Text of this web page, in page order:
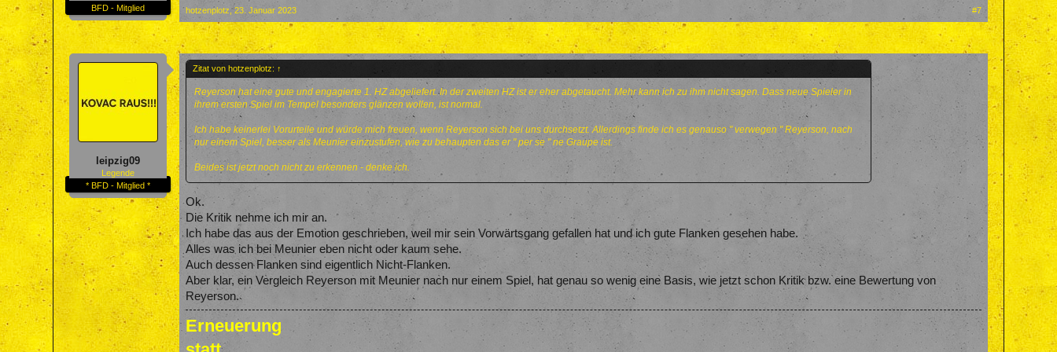
BFD - Mitglied
hotzenplotz , 23. Januar 2023 #7
leipzig09
Legende
* BFD - Mitglied *
Zitat von hotzenplotz: ↑
Reyerson hat eine gute und engagierte 1. HZ abgeliefert. In der zweiten HZ ist er eher abgetaucht. Mehr kann ich zu ihm nicht sagen. Dass neue Spieler in
ihrem ersten Spiel im Tempel besonders glänzen wollen, ist normal.
Ich habe keinerlei Vorurteile und würde mich freuen, wenn Reyerson sich bei uns durchsetzt. Allerdings finde ich es genauso " verwegen " Reyerson, nach
nur einem Spiel, besser als Meunier einzustufen, wie zu behaupten das er " per se " ne Graupe ist.
Beides ist jetzt noch nicht zu erkennen - denke ich.
Ok.
Die Kritik nehme ich mir an.
Ich habe das aus der Emotion geschrieben, weil mir sein Vorwärtsgang gefallen hat und ich gute Flanken gesehen habe.
Alles was ich bei Meunier eben nicht oder kaum sehe.
Auch dessen Flanken sind eigentlich Nicht-Flanken.
Aber klar, ein Vergleich Reyerson mit Meunier nach nur einem Spiel, hat genau so wenig eine Basis, wie jetzt schon Kritik bzw. eine Bewertung von
Reyerson.
Erneuerung